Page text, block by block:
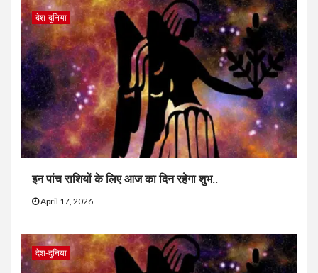
देश-दुनिया
इन पांच राशियों के लिए आज का दिन रहेगा शुभ..
April 17, 2026
देश-दुनिया